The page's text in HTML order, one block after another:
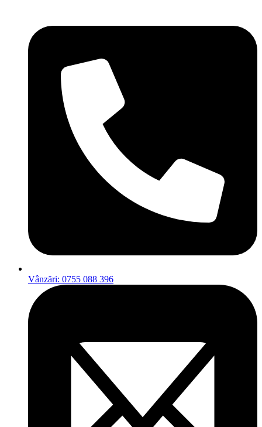
Vânzări: 0755 088 396